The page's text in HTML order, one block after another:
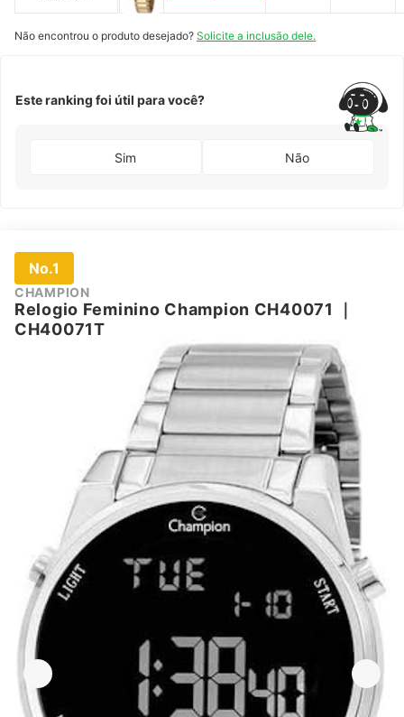
Não encontrou o produto desejado? Solicite a inclusão dele.
Este ranking foi útil para você?
Sim Não
No.1
CHAMPION
Relogio Feminino Champion CH40071
CH40071T